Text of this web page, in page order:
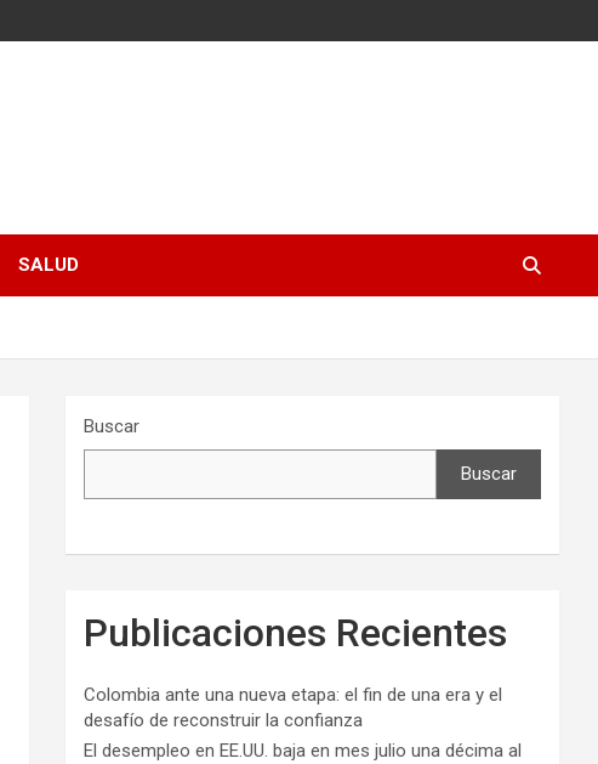
SALUD
Buscar
Buscar
Publicaciones Recientes
Colombia ante una nueva etapa: el fin de una era y el
desafío de reconstruir la confianza
El desempleo en EE.UU. baja en mes julio una décima al